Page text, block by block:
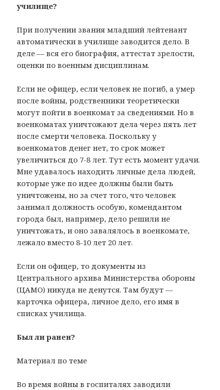
училище?
При получении звания младший лейтенант
автоматически в училище заводится дело. В
деле — вся его биография, аттестат зрелости,
оценки по военным дисциплинам.
Если не офицер, если человек не погиб, а умер
после войны, родственники теоретически
могут пойти в военкомат за сведениями. Но в
военкоматах уничтожают дела через пять лет
после смерти человека. Поскольку у
военкоматов денег нет, то срок может
увеличиться до 7-8 лет. Тут есть момент удачи.
Мне удавалось находить личные дела людей,
которые уже по идее должны были быть
уничтожены, но за счет того, что человек
занимал должность особую, комендантом
города был, например, дело решили не
уничтожать, и оно завалялось в военкомате,
лежало вместо 8-10 лет 20 лет.
Если он офицер, то документы из
Центрального архива Министерства обороны
(ЦАМО) никуда не денутся. Там будут —
карточка офицера, личное дело, его имя в
списках училища.
Был ли ранен?
Материал по теме
Во время войны в госпиталях заводили